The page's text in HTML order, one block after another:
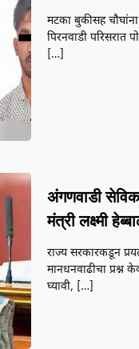
मटका बुकीसह
पिरनवाडी
[…]
अंगणवाडी
मंत्री लक्ष्मी
राज्य सरकारकडून
मानधनवाढीचा प्रश्न
घ्यावी, […]